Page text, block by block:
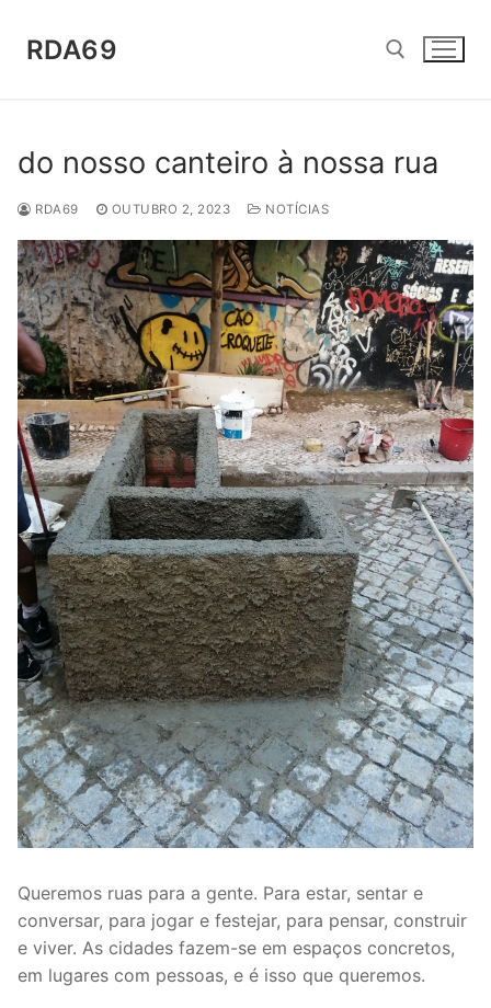
paraRDA69
do nosso canteiro à nossa rua
RDA69 OUTUBRO 2, 2023 NOTÍCIAS
Queremos ruas para a gente. Para estar, sentar e
conversar, para jogar e festejar, para pensar, construir
e viver. As cidades fazem-se em espaços concretos,
em lugares com pessoas, e é isso que queremos.